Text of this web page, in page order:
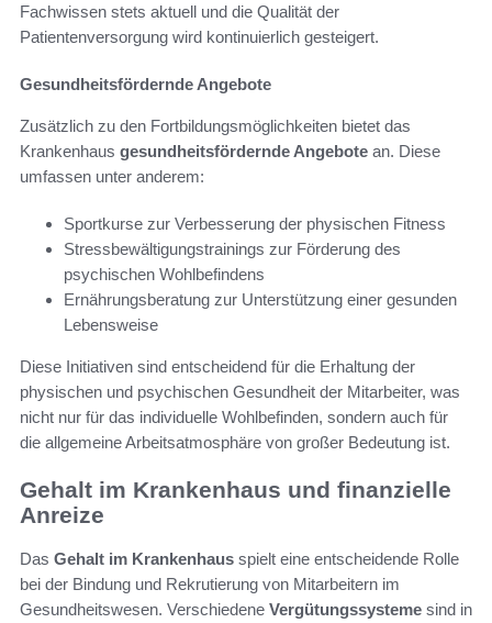
Fachwissen stets aktuell und die Qualität der
Patientenversorgung wird kontinuierlich gesteigert.
Gesundheitsfördernde Angebote
Zusätzlich zu den Fortbildungsmöglichkeiten bietet das
Krankenhaus gesundheitsfördernde Angebote an. Diese
umfassen unter anderem:
Sportkurse zur Verbesserung der physischen Fitness
Stressbewältigungstrainings zur Förderung des
psychischen Wohlbefindens
Ernährungsberatung zur Unterstützung einer gesunden
Lebensweise
Diese Initiativen sind entscheidend für die Erhaltung der
physischen und psychischen Gesundheit der Mitarbeiter, was
nicht nur für das individuelle Wohlbefinden, sondern auch für
die allgemeine Arbeitsatmosphäre von großer Bedeutung ist.
Gehalt im Krankenhaus und finanzielle
Anreize
Das Gehalt im Krankenhaus spielt eine entscheidende Rolle
bei der Bindung und Rekrutierung von Mitarbeitern im
Gesundheitswesen. Verschiedene Vergütungssysteme sind in